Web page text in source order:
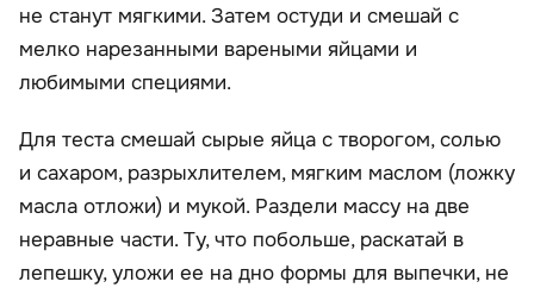
не станут мягкими. Затем остуди и смешай с
мелко нарезанными вареными яйцами и
любимыми специями.
Для теста смешай сырые яйца с творогом, солью
и сахаром, разрыхлителем, мягким маслом (ложку
масла отложи) и мукой. Раздели массу на две
неравные части. Ту, что побольше, раскатай в
лепешку, уложи ее на дно формы для выпечки, не